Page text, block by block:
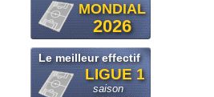
MONDIAL
2026
Le meilleur effectif
LIGUE 1
saison